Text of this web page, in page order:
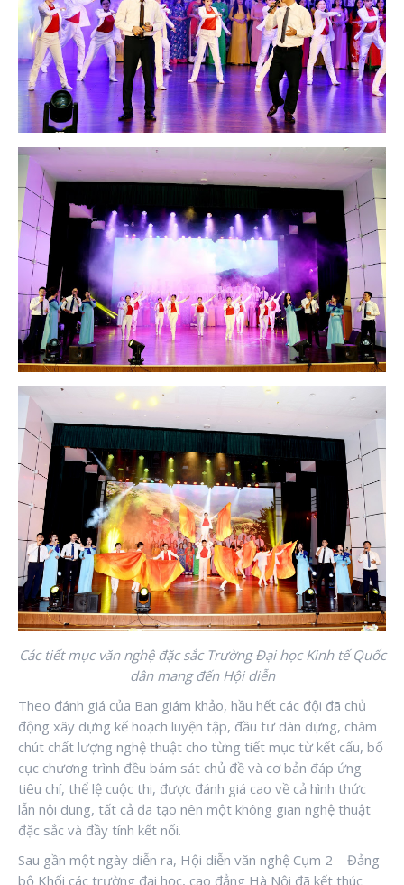
Các tiết mục văn nghệ đặc sắc Trường Đại học Kinh tế Quốc
dân mang đến Hội diễn
Theo đánh giá của Ban giám khảo, hầu hết các đội đã chủ
động xây dựng kế hoạch luyện tập, đầu tư dàn dựng, chăm
chút chất lượng nghệ thuật cho từng tiết mục từ kết cấu, bố
cục chương trình đều bám sát chủ đề và cơ bản đáp ứng
tiêu chí, thể lệ cuộc thi, được đánh giá cao về cả hình thức
lẫn nội dung, tất cả đã tạo nên một không gian nghệ thuật
đặc sắc và đầy tính kết nối.
Sau gần một ngày diễn ra, Hội diễn văn nghệ Cụm 2 – Đảng
bộ Khối các trường đại học, cao đẳng Hà Nội đã kết thúc